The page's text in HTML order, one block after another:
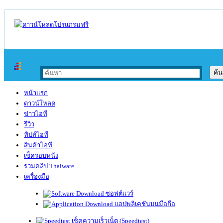
หน้าแรก
ดาวน์โหลด
ข่าวไอที
รีวิว
ทิปส์ไอที
สินค้าไอที
เช็ครอบหนัง
รวมคลิป Thaiware
เครื่องมือ
ซอฟต์แวร์
แอปพลิเคชันบนมือถือ
เช็คความเร็วเน็ต (Speedtest)